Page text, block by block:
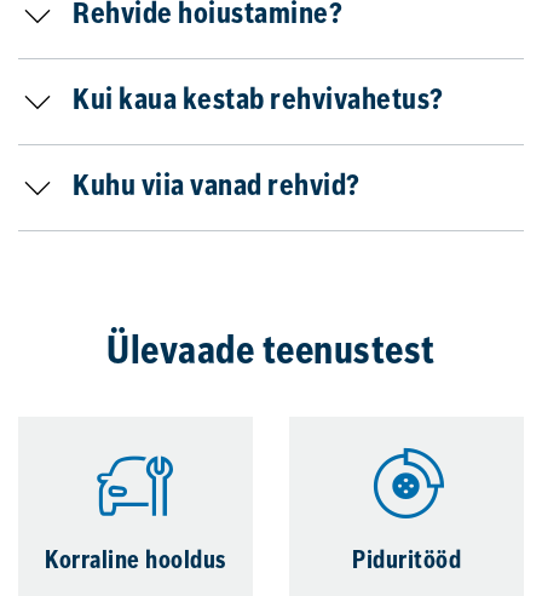
Rehvide hoiustamine?
Kui kaua kestab rehvivahetus?
Kuhu viia vanad rehvid?
Ülevaade teenustest
Korraline hooldus Piduritööd